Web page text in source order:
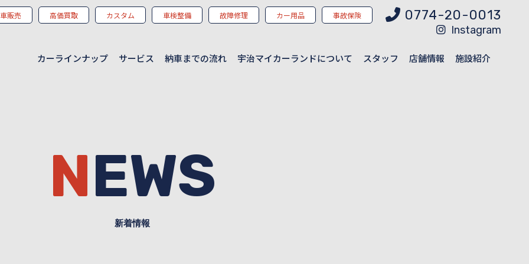
販売 高価買取 カスタム 車検整備 故障修理 カー用品 事故保険 0774-20-0013
Instagram
カーラインナップ サービス 納車までの流れ 宇治マイカーランドについて スタッフ 店舗情報 施設紹介
NEWS
新着情報